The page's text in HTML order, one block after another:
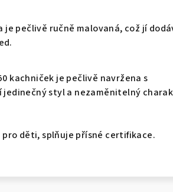
je pečlivě ručně malovaná, což jí
kachniček je pečlivě navržena s
styl a nezaměnitelný
pro děti, splňuje přísné certifikace.